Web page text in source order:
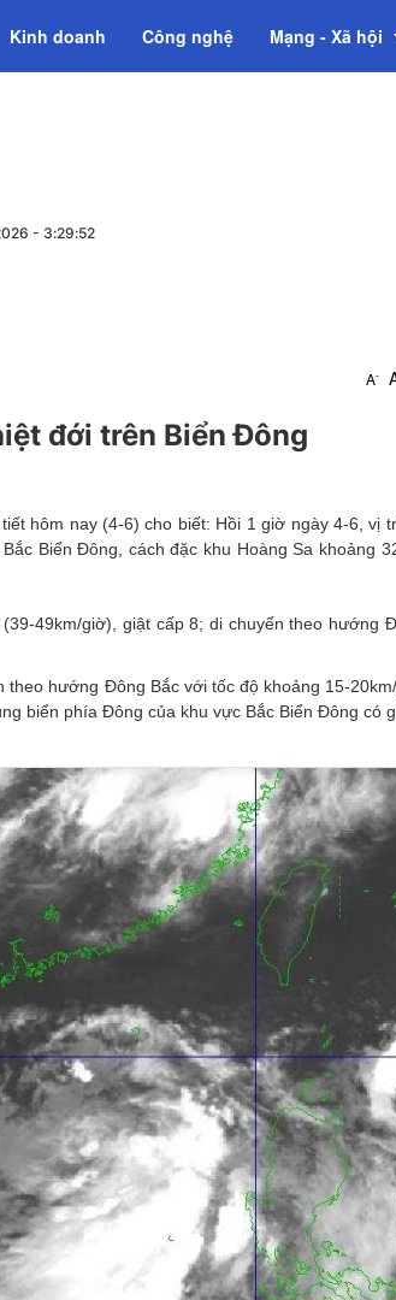
Kinh doanh Công nghệ Mạng - Xã hội
- 3:29:53
A-
đới trên Biển Đông
hôm nay (4-6) cho biết: Hồi 1 giờ ngày 4-6, vị
Biển Đông, cách đặc khu Hoàng Sa khoảng
49km/giờ), giật cấp 8; di chuyển theo hướng
hướng Đông Bắc với tốc độ khoảng 15-
biển phía Đông của khu vực Bắc Biển Đông có